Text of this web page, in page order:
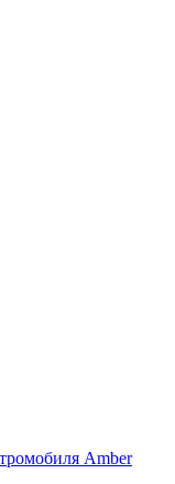
Amber